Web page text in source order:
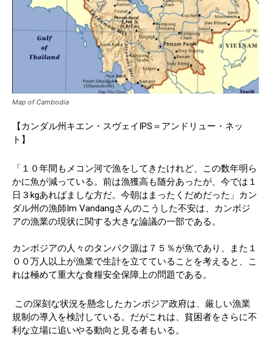
Map of Cambodia
【カンダル州キエン・スヴェイIPS＝アンドリュー・ネッ
ト】
「１０年間もメコン河で漁をしてきたけれど、この数年明ら
かに魚が減っている。前は漁獲高も随分あったが、今では１
日３kgあればましな方だ。今朝はまったくだめだった」カン
ダル州の漁師Im Vandangさんのこうした不安は、カンボジ
アの漁業の現状に関する大きな論議の一部である。
カンボジアの人々のタンパク源は７５％が魚であり、また１
００万人以上が漁業で生計を立てていることを考えると、こ
れは極めて重大な食糧安全保障上の問題である。
この深刻な状況を懸念したカンボジア政府は、厳しい漁業
規制の導入を検討している。だがこれは、貧困者をさらに不
利な立場に追いやる動向と見る者もいる。